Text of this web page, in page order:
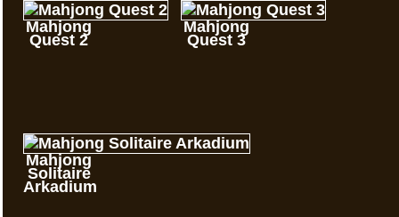
Mahjong
Quest 2
Mahjong
Quest 3
Mahjong
Solitaire
Arkadium